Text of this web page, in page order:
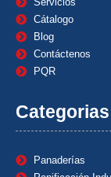
Cátalogo
Blog
Contáctenos
PQR
Categorias
Panaderías